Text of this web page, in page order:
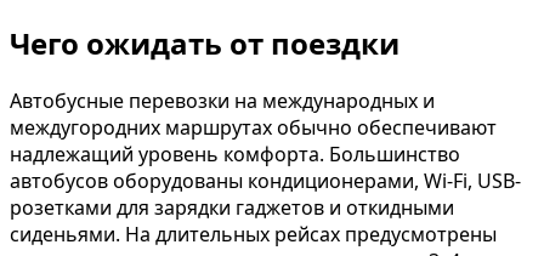
Чего ожидать от поездки
Автобусные перевозки на международных и
междугородних маршрутах обычно обеспечивают
надлежащий уровень комфорта. Большинство
автобусов оборудованы кондиционерами, Wi-Fi, USB-
розетками для зарядки гаджетов и откидными
сиденьями. На длительных рейсах предусмотрены